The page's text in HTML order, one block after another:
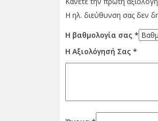
Η ηλ. διεύθυνση σας δεν
Η βαθμολογία σας *
Η Αξιολόγησή Σας *